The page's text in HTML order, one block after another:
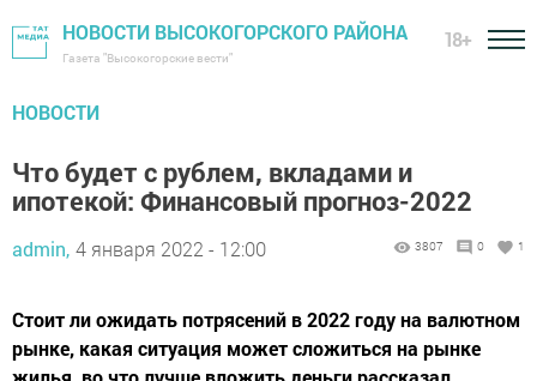
НОВОСТИ ВЫСОКОГОРСКОГО РАЙОНА
Газета "Высокогорские вести"
18+
НОВОСТИ
Что будет с рублем, вкладами и
ипотекой: Финансовый прогноз-2022
admin, 4 января 2022 - 12:00 3807 0 1
Стоит ли ожидать потрясений в 2022 году на валютном
рынке, какая ситуация может сложиться на рынке